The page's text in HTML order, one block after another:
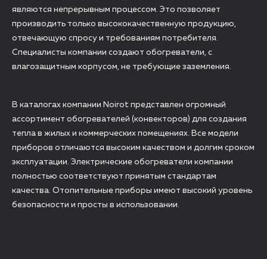
являются непрерывным процессом. Это позволяет
производить только высококачественную продукцию,
отвечающую спросу и требованиям потребителя.
Специалисты компании создают обогреватели, с
влагозащитным корпусом, не требующие заземления.
В каталогах компании Noirot представлен огромный
ассортимент обогревателей (конвекторов) для создания
тепла в жилых и коммерческих помещениях. Все модели
приборов отличаются высоким качеством и долгим сроком
эксплуатации. Электрические обогреватели компании
полностью соответствуют принятым стандартам
качества. Отопительные приборы имеют высокий уровень
безопасности и просты в использовании.